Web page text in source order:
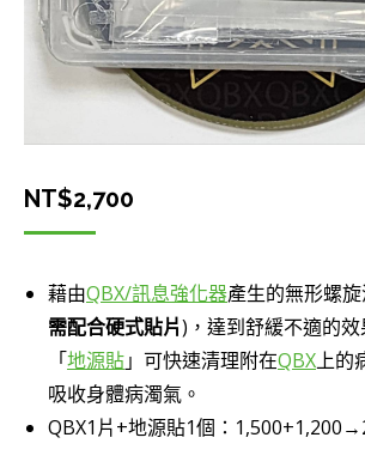
NT$2,700
藉由QBX/訊息強化器產生的無形螺
需配合硬式貼片)，達到舒緩不適的效
「地源貼」可快速清理附在QBX上的
吸收身體病濁氣。
QBX1片+地源貼1個：